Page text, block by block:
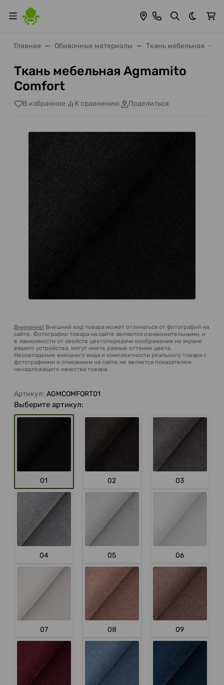
Темная
Главная Обивочные материалы Ткань мебельная
Ткань мебельная Agmamito
Comfort
В избранное К сравнению Поделиться
Внимание! Внешний вид товара может отличаться от фотографий на
сайте. Фотографии товара на сайте являются ознакомительными, и
в зависимости от свойств цветопередачи изображения на экране
вашего устройства, могут иметь разные оттенки цвета.
Несовпадение внешнего вида и комплектности реального товара с
фотографиями и описанием на сайте не является показателем
ненадлежащего качества товара.
Артикул: AGMCOMFORT01
Выберите артикул:
01 02 03
04 05 06
07 08 09